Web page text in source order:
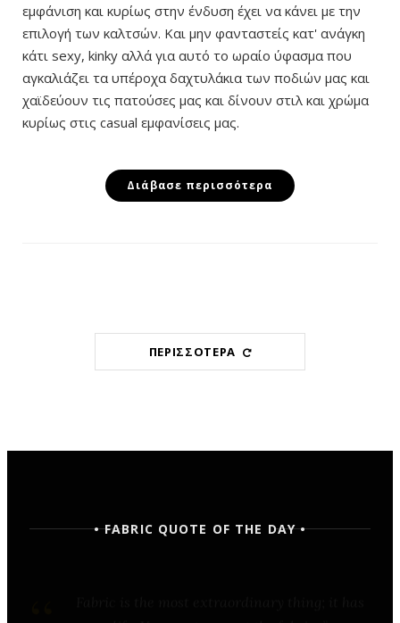
εμφάνιση και κυρίως στην ένδυση έχει να κάνει με την
επιλογή των καλτσών. Και μην φανταστείς κατ' ανάγκη
κάτι sexy, kinky αλλά για αυτό το ωραίο ύφασμα που
αγκαλιάζει τα υπέροχα δαχτυλάκια των ποδιών μας και
χαϊδεύουν τις πατούσες μας και δίνουν στιλ και χρώμα
κυρίως στις casual εμφανίσεις μας.
Διάβασε περισσότερα
ΠΕΡΙΣΣΌΤΕΡΑ
• FABRIC QUOTE OF THE DAY •